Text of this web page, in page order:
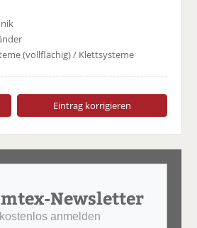
(vollflächig) / Klettsysteme
Eintrag korrigieren
Newsletter
anmelden